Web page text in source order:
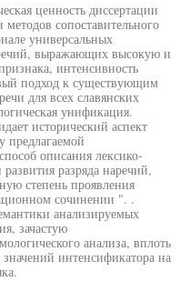
ценность диссертации
сопоставительного
универсальных
выражающих высокую и
интенсивность
подход к существующим
для всех славянских
унификация.
исторический аспект
предлагаемой
описания лексико-
разряда наречий,
степень проявления
сочинении ". .
анализируемых
зачастую
анализа, вплоть
интенсификатора на